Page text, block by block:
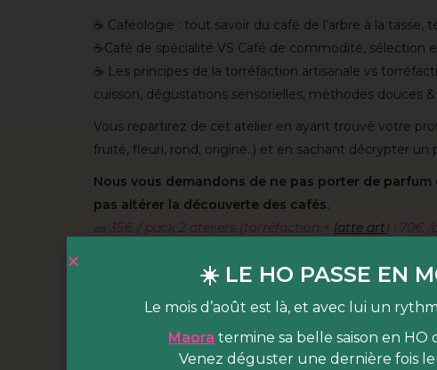
☕ Caféologie : tout savoir du café de l’arbre à la tasse,
☕Café de spécialité VS Café de commodité, sélection
☕ Les principes de la torréfaction artisanale vs
cuisson, dégustations sensorielles, méthodes douces
Vous repartirez de cet atelier en ayant trouvé votre
fruité, fleuri, rond, origine..) et en sachant décrypter un
Nous vous demandons de ne pas porter de
pas altérer la découverte des cafés.
🎫 35€ / pack 2 ateliers (torréfaction + latte art) : 70€
HOBA c'est quoi ?
un lieu de vie dédié à l’alimentation
hectares du parc Martin Luther King (Paris 17e).
☀️ LE HO PASSE EN
Le mois d’août est là, et avec lui un
Maora termine sa belle saison en HO
Venez déguster une dernière fois